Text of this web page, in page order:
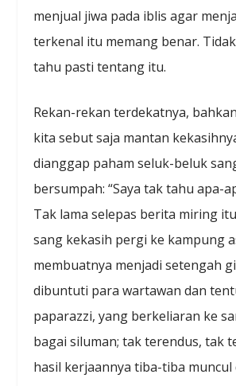
menjual jiwa pada iblis agar
terkenal itu memang benar.
tahu pasti tentang itu.
Rekan-rekan terdekatnya,
kita sebut saja mantan
dianggap paham seluk-beluk
bersumpah: “Saya tak tahu apa-
Tak lama selepas berita miring
sang kekasih pergi ke kampung
membuatnya menjadi setengah
dibuntuti para wartawan dan
paparazzi, yang berkeliaran ke
bagai siluman; tak terendus, tak
hasil kerjaannya tiba-tiba muncul